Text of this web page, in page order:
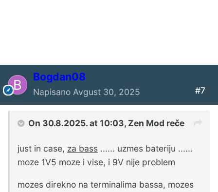
Bogdan08
Napisano Avgust 30, 2025 #7
On 30.8.2025. at 10:03, Zen Mod reče
just in case, za bass ...... uzmes bateriju ......
moze 1V5 moze i vise, i 9V nije problem
mozes direkno na terminalima bassa, mozes